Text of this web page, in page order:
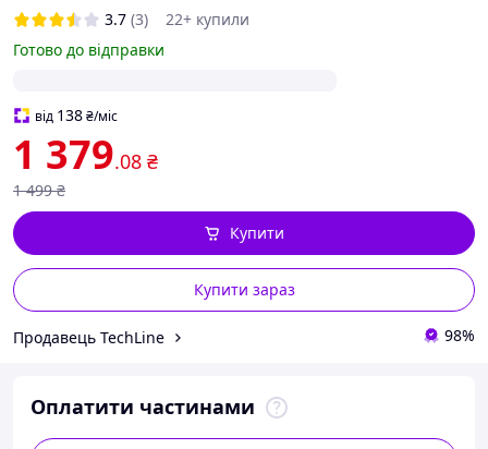
3.7 (3)
22+ купили
Готово до відправки
від 138₴/міс
1 379.08 ₴
1 499 ₴
Купити зараз
Купити
Продавець TechLine 98%
Оплатити частинами